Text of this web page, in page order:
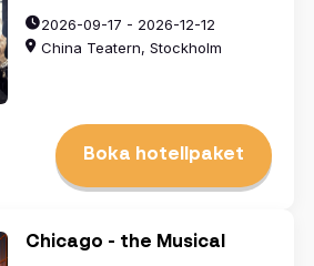
2026-09-17 - 2026-12-12
China Teatern, Stockholm
Boka hotellpaket
Chicago - the Musical